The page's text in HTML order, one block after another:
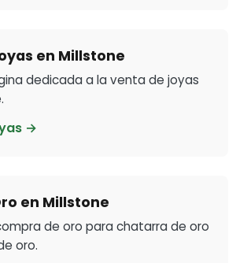
en Millstone
dedicada a la venta de joyas
→
en Millstone
de oro para chatarra de oro
oro.